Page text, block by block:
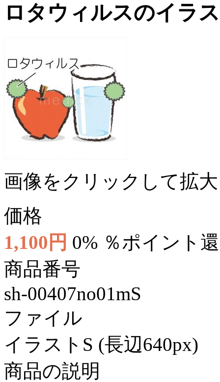
ロタウィルスのイラ
画像をクリックして拡
価格
1,100円 0% ％ポイント
商品番号
sh-00407no01mS
ファイル
イラストS (長辺640px)
商品の説明